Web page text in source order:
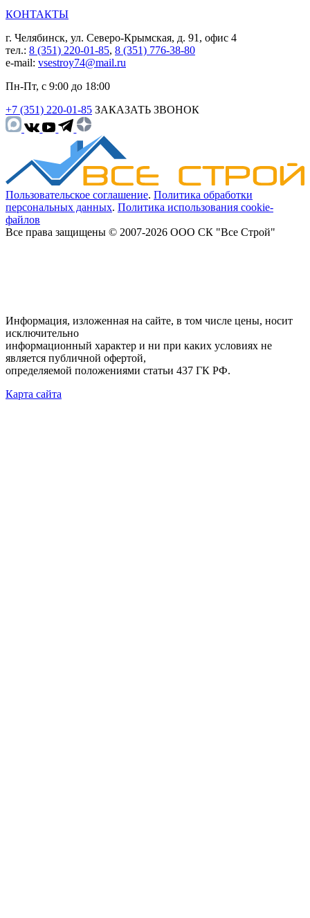
КОНТАКТЫ
г. Челябинск, ул. Северо-Крымская, д. 91, офис 4
тел.: 8 (351) 220-01-85, 8 (351) 776-38-80
e-mail: vsestroy74@mail.ru
Пн-Пт, с 9:00 до 18:00
+7 (351) 220-01-85 ЗАКАЗАТЬ ЗВОНОК
Пользовательское соглашение. Политика обработки
персональных данных. Политика использования cookie-
файлов
Все права защищены © 2007-2026 ООО СК "Все Строй"
Информация, изложенная на сайте, в том числе цены, носит
исключительно
информационный характер и ни при каких условиях не
является публичной офертой,
определяемой положениями статьи 437 ГК РФ.
Карта сайта